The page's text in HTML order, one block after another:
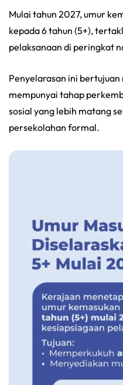
Mulai tahun 2027, umur
kepada 6 tahun (5+),
pelaksanaan di peringkat
Penyelarasan ini
mempunyai tahap
sosial yang lebih matang
persekolahan formal.